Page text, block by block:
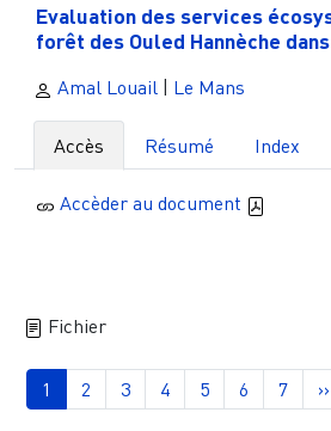
Evaluation des services
forêt des Ouled Hannèche
Amal Louail Le Mans
Accès Résumé Index
Accèder au document
Fichier
Pagination
Page courante
1 Page
2 Page
3 Page
4 Page
5 Page
6 Page
7 ››